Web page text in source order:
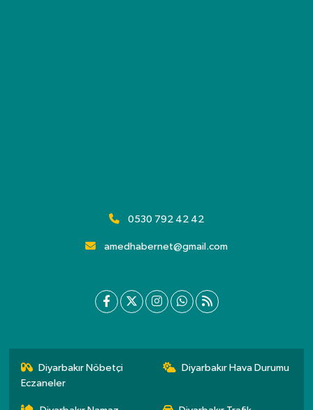
0530 792 42 42
amedhabernet@gmail.com
Diyarbakır Nöbetçi
Eczaneler
Diyarbakır Hava Durumu